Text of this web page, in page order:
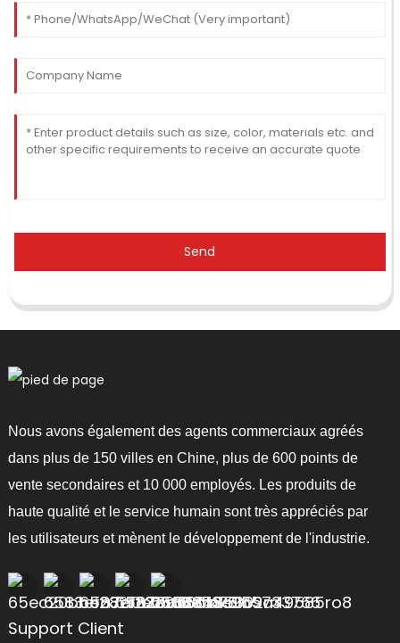
Send
Nous avons également des agents commerciaux agréés
dans plus de 150 villes en Chine, plus de 600 points de
vente secondaires et 10 000 employés. Les produits de
haute qualité et le service humain sont très appréciés par
les utilisateurs et mènent le développement de l'industrie.
Support Client